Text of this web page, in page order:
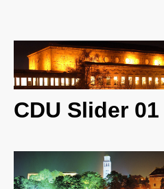
CDU Slider 01